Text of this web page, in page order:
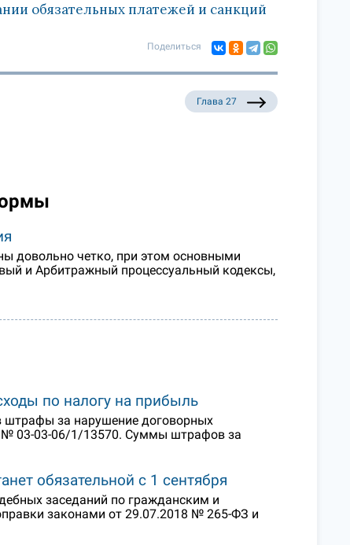
обязательных платежей и санкций
Поделиться
Глава 27
довольно четко, при этом основными
и Арбитражный процессуальный кодексы,
по налогу на прибыль
штрафы за нарушение договорных
№ 03-03-06/1/13570. Суммы штрафов за
обязательной с 1 сентября
заседаний по гражданским и
законами от 29.07.2018 № 265-ФЗ и